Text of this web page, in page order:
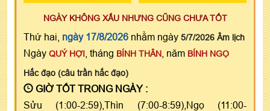
NGÀY KHÔNG XẤU NHƯNG CŨNG CHƯA TỐT
Thứ hai, ngày 17/8/2026 nhằm ngày 5/7/2026 Âm lịch
Ngày QUÝ HỢI , tháng BÍNH THÂN , năm BÍNH NGỌ
Hắc đạo (câu trần hắc đạo)
GIỜ TỐT TRONG NGÀY :
Sửu (1:00-2:59),Thìn (7:00-8:59),Ngọ (11:00-